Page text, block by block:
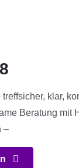
klar,
Beratung mit
–